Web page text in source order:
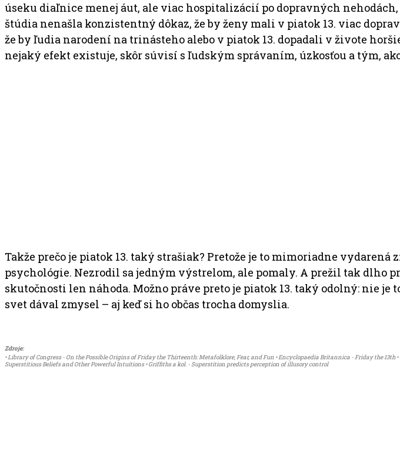
úseku diaľnice menej áut, ale viac hospitalizácií po dopravných
štúdia nenašla konzistentný dôkaz, že by ženy mali v piatok 13. viac
že by ľudia narodení na trinásteho alebo v piatok 13. dopadali v živote
nejaký efekt existuje, skôr súvisí s ľudským správaním, úzkosťou a tým,
Takže prečo je piatok 13. taký strašiak? Pretože je to mimoriadne
psychológie. Nezrodil sa jedným výstrelom, ale pomaly. A prežil tak dlho
skutočnosti len náhoda. Možno práve preto je piatok 13. taký odolný: nie
svet dával zmysel – aj keď si ho občas trocha domyslia.
Zdroje:
• Library of Congress - On the Possible Origins of Friday the Thirteenth: Metafolklore, Fear, and Fun • Encyclopaedia Britannica - Friday the
Superstitious Beliefs and Other Powerful Intuitions • Griffiths a kol. - Superstition predicts perception of illusory control